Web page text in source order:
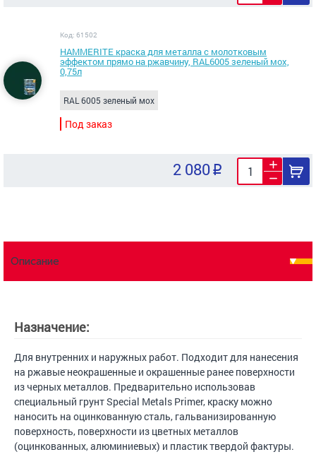
Код: 61502
HAMMERITE краска для металла с молотковым
эффектом прямо на ржавчину, RAL6005 зеленый мох,
0,75л
RAL 6005 зеленый мох
Под заказ
2 080
Описание
Назначение:
Для внутренних и наружных работ. Подходит для нанесения
на ржавые неокрашенные и окрашенные ранее поверхности
из черных металлов. Предварительно использовав
специальный грунт Special Metals Primer, краску можно
наносить на оцинкованную сталь, гальванизированную
поверхность, поверхности из цветных металлов
(оцинкованных, алюминиевых) и пластик твердой фактуры.